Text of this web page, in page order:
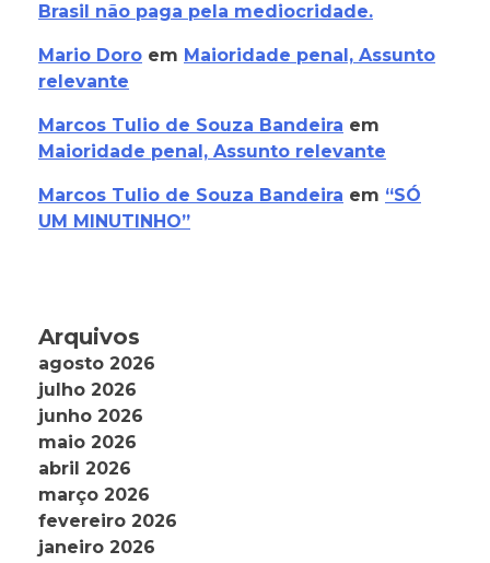
Brasil não paga pela mediocridade.
Mario Doro em Maioridade penal, Assunto
relevante
Marcos Tulio de Souza Bandeira em
Maioridade penal, Assunto relevante
Marcos Tulio de Souza Bandeira em “SÓ
UM MINUTINHO”
Arquivos
agosto 2026
julho 2026
junho 2026
maio 2026
abril 2026
março 2026
fevereiro 2026
janeiro 2026